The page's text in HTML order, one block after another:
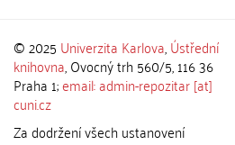
© 2025 Univerzita Karlova,Ústřední
knihovna, Ovocný trh 560/5, 116 36
Praha 1;email: admin-repozitar [at]
cuni.cz
Za dodržení všech ustanovení